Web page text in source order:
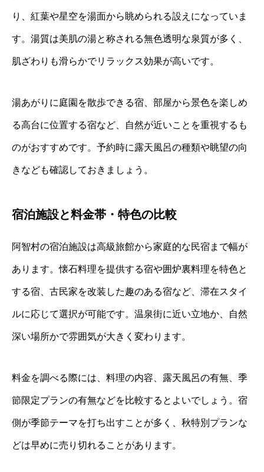
り、紅葉や星空を湯面から眺められる設えになっていま
す。湯質は美肌の湯と称される無色透明な泉質が多く、
肌ざわりも滑らかでリラックス効果が高いです。
湯あがりに庭園を散歩できる宿、部屋から景色を楽しめ
る高台に位置する宿など、自然が近いことを重視するも
のがおすすめです。予約時に露天風呂の種類や眺望の向
きなども確認しておきましょう。
宿泊施設と料金帯・特色の比較
阿智村の宿泊施設は高級旅館から家庭的な民宿まで幅が
あります。懐石料理を提供する宿や囲炉裏料理を特色と
する宿、古民家を改装した趣のある宿など、滞在スタイ
ルに応じて選択が可能です。温泉街に近い立地か、自然
深い場所かで雰囲気が大きく変わります。
料金を調べる際には、料理の内容、露天風呂の有無、季
節限定プランの有無などを比較するとよいでしょう。宿
側が季節テーマを打ち出すことが多く、秋特別プランな
どは早めに売り切れることがあります。